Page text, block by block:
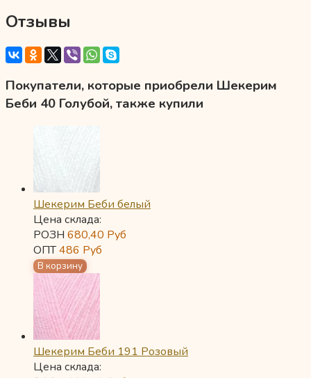
Отзывы
Покупатели, которые приобрели Шекерим
Беби 40 Голубой, также купили
Шекерим Беби белый
Цена склада:
РОЗН 680,40 Руб
ОПТ486 Руб
Шекерим Беби 191 Розовый
Цена склада: